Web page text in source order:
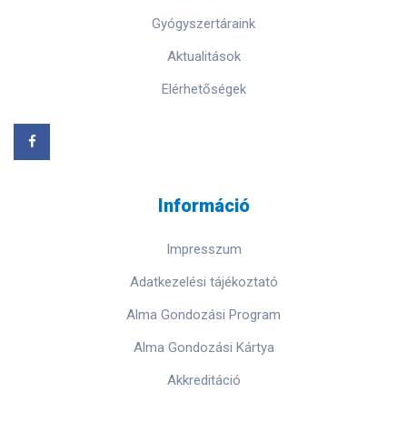
Gyógyszertáraink
Aktualitások
Elérhetőségek
Információ
Impresszum
Adatkezelési tájékoztató
Alma Gondozási Program
Alma Gondozási Kártya
Akkreditáció